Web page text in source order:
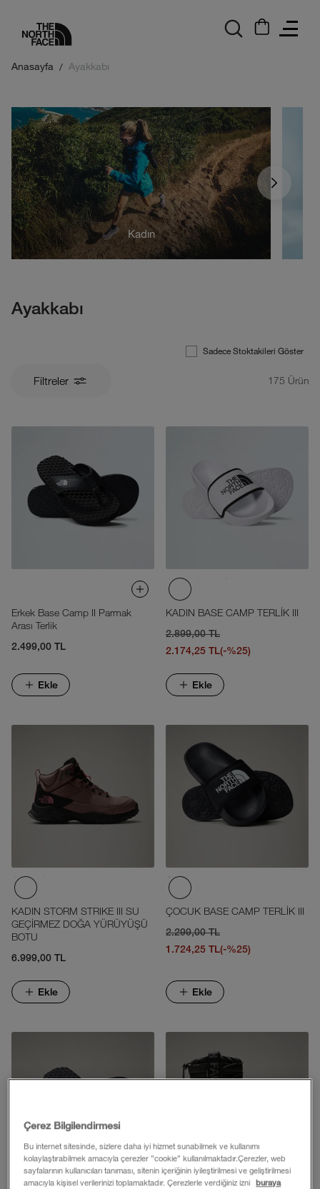
Anasayfa Ayakkabı
Kadın
Ayakkabı
Sadece Stoktakileri Göster
Filtreler 175 Ürün
Erkek Base Camp II Parmak
Arası Terlik
2.499,00 TL
Ekle
KADIN BASE CAMP TERLİK III
2.899,00 TL
2.174,25 TL(-%25)
Ekle
KADIN STORM STRIKE III SU
GEÇİRMEZ DOĞA YÜRÜYÜŞÜ
BOTU
6.999,00 TL
Ekle
ÇOCUK BASE CAMP TERLİK III
2.299,00 TL
1.724,25 TL(-%25)
Ekle
Çerez Bilgilendirmesi
Bu internet sitesinde, sizlere daha iyi hizmet sunabilmek ve kullanımı
kolaylaştırabilmek amacıyla çerezler ”cookie” kullanılmaktadır.Çerezler, web
sayfalarının kullanıcıları tanıması, sitenin içeriğinin iyileştirilmesi ve geliştirilmesi
amacıyla kişisel verilerinizi toplamaktadır. Çerezlerle verdiğiniz izni
buraya